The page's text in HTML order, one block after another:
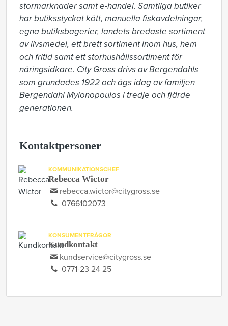
stormarknader samt e-handel. Samtliga butiker
har butiksstyckat kött, manuella fiskavdelningar,
egna butiksbagerier, landets bredaste sortiment
av livsmedel, ett brett sortiment inom hus, hem
och fritid samt ett storhushållssortiment för
näringsidkare. City Gross drivs av Bergendahls
som grundades 1922 och ägs idag av familjen
Bergendahl Mylonopoulos i tredje och fjärde
generationen.
Kontaktpersoner
KOMMUNIKATIONSCHEF
Rebecca Wictor
rebecca.wictor@citygross.se
0766102073
KONSUMENTFRÅGOR
Kundkontakt
kundservice@citygross.se
0771-23 24 25